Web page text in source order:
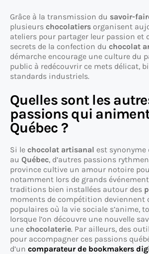
Grâce à la transmission du savoir-
plusieurs chocolatiers organisent
ateliers pour partager leur passion et
secrets de la confection du chocolat
démarche encourage une culture du
public à redécouvrir ce mets délicat,
standards industriels.
Quelles sont les
passions qui
Québec ?
Si le chocolat artisanal est synonyme
au Québec, d’autres passions
province cultive un amour notoire
notamment lors de grands
traditions bien installées autour des
moments de compétition deviennent
populaires où la vie sociale s’anime,
lorsque l’on découvre une nouvelle
une chocolaterie. Par ailleurs, des
pour accompagner ces passions
d’un comparateur de bookmakers